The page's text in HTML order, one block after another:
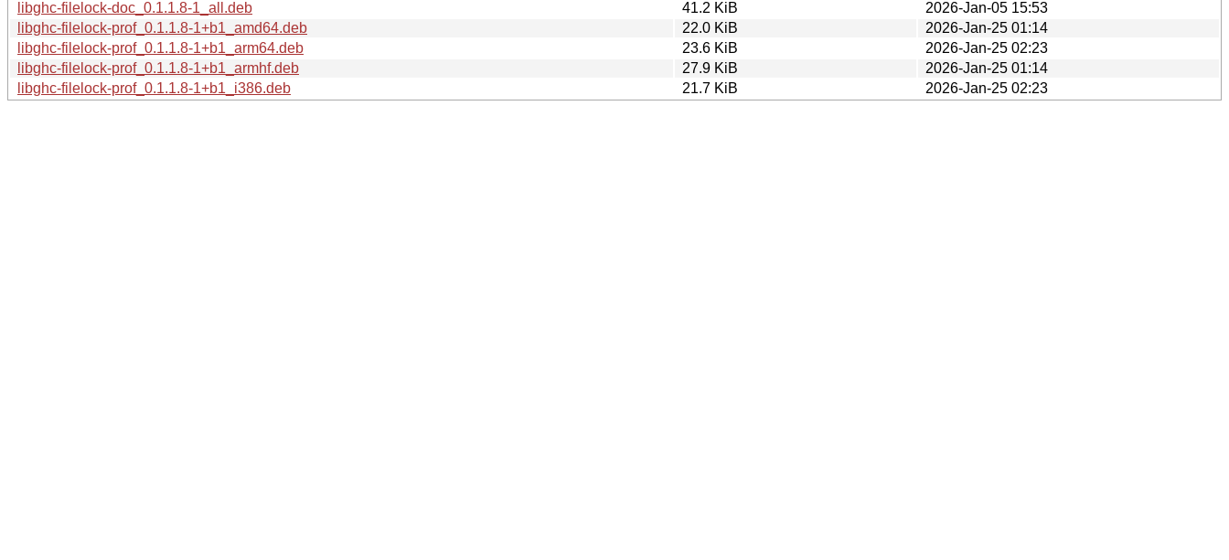
libghc-filelock-doc_0.1.1.8-1_all.deb
41.2 KiB
2026-Jan-05 15:53
libghc-filelock-prof_0.1.1.8-1+b1_amd64.deb
22.0 KiB
2026-Jan-25 01:14
libghc-filelock-prof_0.1.1.8-1+b1_arm64.deb
23.6 KiB
2026-Jan-25 02:23
libghc-filelock-prof_0.1.1.8-1+b1_armhf.deb
27.9 KiB
2026-Jan-25 01:14
libghc-filelock-prof_0.1.1.8-1+b1_i386.deb
21.7 KiB 2026-Jan-25 02:23